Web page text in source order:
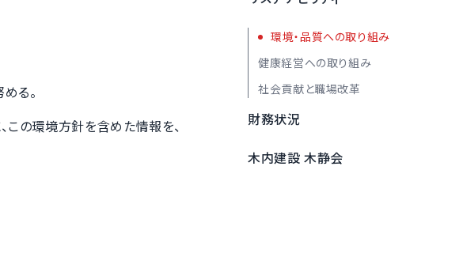
る。
この環境方針を含めた情報を、
環境・品質への取り組み
健康経営への取り組み
社会貢献と職場改革
財務状況
木内建設 木静会